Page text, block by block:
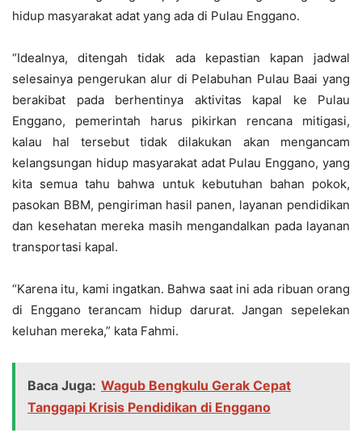
hidup masyarakat adat yang ada di Pulau Enggano.
“Idealnya, ditengah tidak ada kepastian kapan jadwal
selesainya pengerukan alur di Pelabuhan Pulau Baai yang
berakibat pada berhentinya aktivitas kapal ke Pulau
Enggano, pemerintah harus pikirkan rencana mitigasi,
kalau hal tersebut tidak dilakukan akan mengancam
kelangsungan hidup masyarakat adat Pulau Enggano, yang
kita semua tahu bahwa untuk kebutuhan bahan pokok,
pasokan BBM, pengiriman hasil panen, layanan pendidikan
dan kesehatan mereka masih mengandalkan pada layanan
transportasi kapal.
“Karena itu, kami ingatkan. Bahwa saat ini ada ribuan orang
di Enggano terancam hidup darurat. Jangan sepelekan
keluhan mereka,” kata Fahmi.
Baca Juga: Wagub Bengkulu Gerak Cepat
Tanggapi Krisis Pendidikan di Enggano